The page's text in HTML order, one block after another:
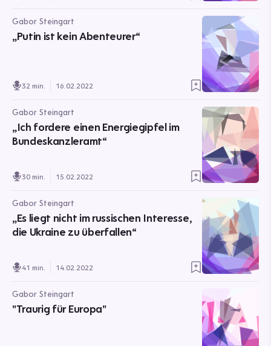
Gabor Steingart
„Putin ist kein Abenteurer“
32 min. 16.02.2022
Gabor Steingart
„Ich fordere einen Energiegipfel im
Bundeskanzleramt“
30 min. 15.02.2022
Gabor Steingart
„Es liegt nicht im russischen Interesse,
die Ukraine zu überfallen“
41 min. 14.02.2022
Gabor Steingart
"Traurig für Europa"